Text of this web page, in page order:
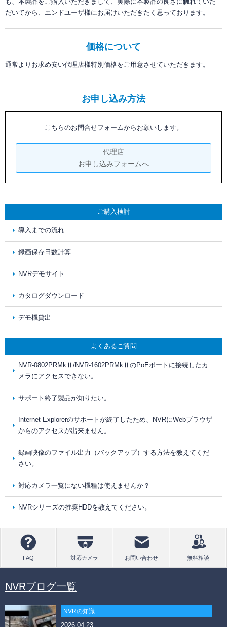
だいてから、エンドユーザ様にお届けいただきたく思っております。
価格について
通常よりお求め安い代理店様特別価格をご用意させていただきます。
お申し込み方法
こちらのお問合せフォームからお願いします。
代理店
お申し込みフォームへ
ご購入検討
導入までの流れ
録画保存日数計算
NVRデモサイト
カタログダウンロード
デモ機貸出
よくあるご質問
NVR-0802PRMkⅡ/NVR-1602PRMkⅡのPoEポートに接続したカ
メラにアクセスできない。
サポート終了製品が知りたい。
Internet Explorerのサポートが終了したため、NVRにWebブラウザ
からのアクセスが出来ません。
録画映像のファイル出力（バックアップ）する方法を教えてくだ
さい。
対応カメラ一覧にない機種は使えませんか？
NVRシリーズの推奨HDDを教えてください。
NVRブログ一覧
NVRの知識
2026.04.23